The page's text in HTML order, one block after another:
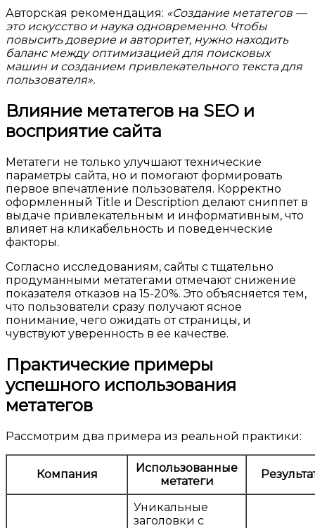
Авторская рекомендация: «Создание метатегов —
это искусство и наука одновременно. Чтобы
повысить доверие и авторитет, нужно находить
баланс между оптимизацией для поисковых
машин и созданием привлекательного текста для
пользователя».
Влияние метатегов на SEO и
восприятие сайта
Метатеги не только улучшают технические
параметры сайта, но и помогают формировать
первое впечатление пользователя. Корректно
оформленный Title и Description делают сниппет в
выдаче привлекательным и информативным, что
влияет на кликабельность и поведенческие
факторы.
Согласно исследованиям, сайты с тщательно
продуманными метатегами отмечают снижение
показателя отказов на 15-20%. Это объясняется тем,
что пользователи сразу получают ясное
понимание, чего ожидать от страницы, и
чувствуют уверенность в ее качестве.
Практические примеры
успешного использования
метатегов
Рассмотрим два примера из реальной практики:
Компания
Использованные
метатеги
Уникальные
заголовки с